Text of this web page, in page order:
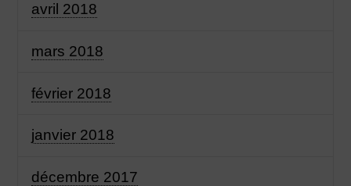
avril 2018
mars 2018
février 2018
janvier 2018
décembre 2017